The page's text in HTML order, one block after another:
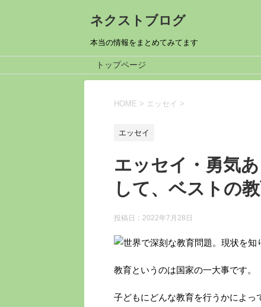
ネクストブログ
本当の情報をまとめてみてます
トップページ
HOME > エッセイ >
エッセイ
エッセイ・勇気
して、ベストの
投稿日： 2022年7月28日
教育というのは国家の一大事です。
子どもにどんな教育を行うかによっ